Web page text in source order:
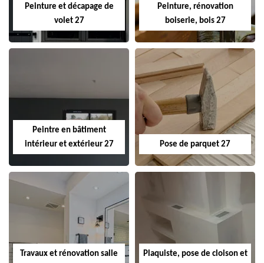
Peinture et décapage de
volet 27
Peinture, rénovation
boiserie, bois 27
Peintre en bâtiment
intérieur et extérieur 27
Pose de parquet 27
Travaux et rénovation salle
Plaquiste, pose de cloison et